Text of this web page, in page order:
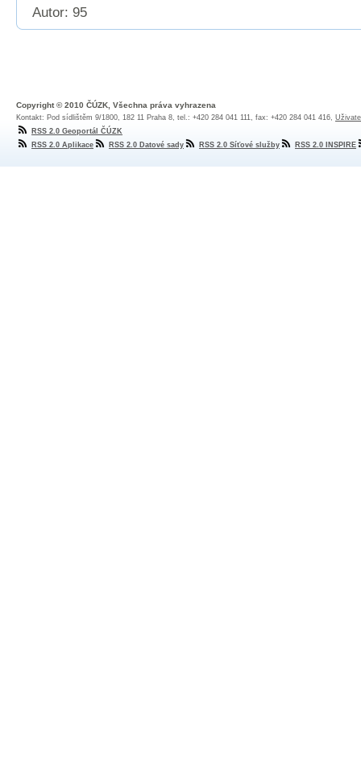
Autor: 95
Copyright © 2010 ČÚZK, Všechna práva vyhrazena
Kontakt: Pod sídlištěm 9/1800, 182 11 Praha 8, tel.: +420 284 041 111, fax: +420 284 041 416,
RSS 2.0 Geoportál ČÚZK
RSS 2.0 Aplikace
RSS 2.0 Datové sady RSS 2.0 Síťové služby RSS 2.0 INSPIRE